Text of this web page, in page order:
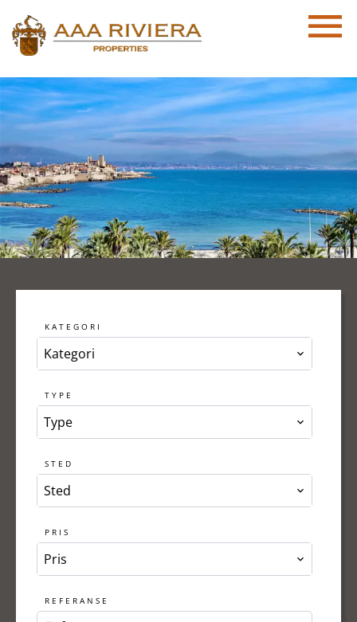
KATEGORI
Kategori
TYPE
Type
STED
Sted
PRIS
Pris
REFERANSE